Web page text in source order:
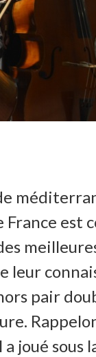
est
leur
pair
joué sous